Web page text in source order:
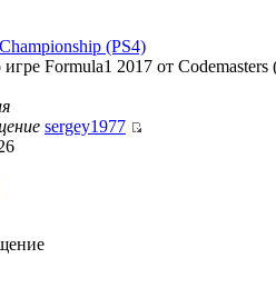
(PS4)
Formula1 2017 от Codemasters
sergey1977